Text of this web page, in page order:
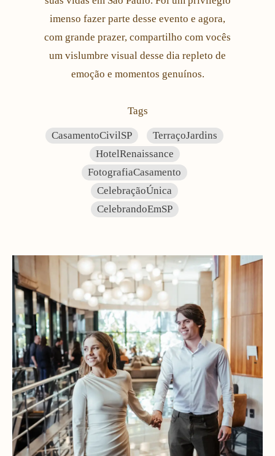
imenso fazer parte desse evento e agora,
com grande prazer, compartilho com vocês
um vislumbre visual desse dia repleto de
emoção e momentos genuínos.
Tags
CasamentoCivilSP
TerraçoJardins
HotelRenaissance
FotografiaCasamento
CelebraçãoÚnica
CelebrandoEmSP